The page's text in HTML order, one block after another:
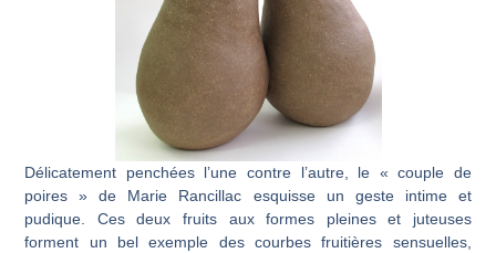
Délicatement penchées l’une contre l’autre, le « couple de
poires » de Marie Rancillac esquisse un geste intime et
pudique. Ces deux fruits aux formes pleines et juteuses
forment un bel exemple des courbes fruitières sensuelles,